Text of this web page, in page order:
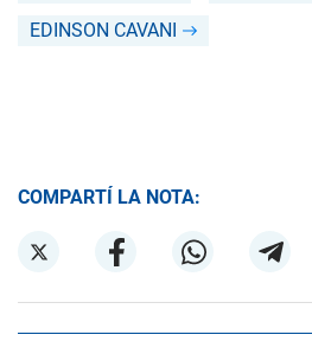
EDINSON CAVANI
COMPARTÍ LA NOTA: